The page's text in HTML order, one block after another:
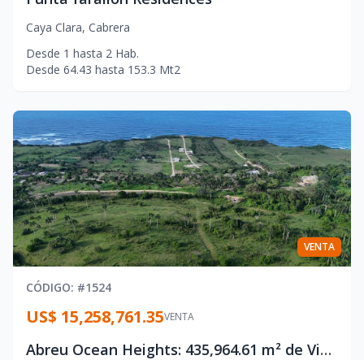
Caya Clara, Cabrera
Desde 1 hasta 2 Hab.
Desde 64.43 hasta 153.3 Mt2
VENTA
CÓDIGO: #1524
VENTA
US$ 15,258,761.35
Abreu Ocean Heights: 435,964.61 m² de Vista al Mar para Inversión Turística y Residencial